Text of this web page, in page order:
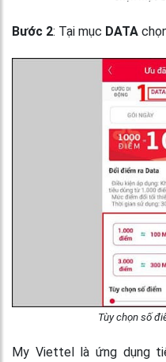
Bước 2: Tại mục DATA
Tùy chọn số
My Viettel là ứng dụng